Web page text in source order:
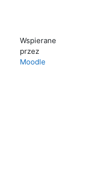
Wspierane
przez
Moodle